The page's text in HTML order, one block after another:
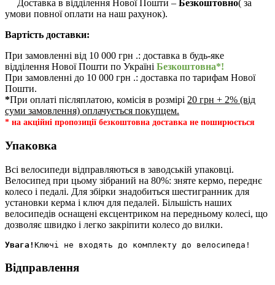
Доставка в відділення Нової Пошти – Безкоштовно( за
умови повної оплати на наш рахунок).
Вартість доставки:
При замовленні від 10 000 грн .: доставка в будь-яке
відділення Нової Пошти по Україні Безкоштовна*!
При замовленні до 10 000 грн .: доставка по тарифам Нової
Пошти.
*При оплаті післяплатою, комісія в розмірі 20 грн + 2% (від
суми замовлення) оплачується покупцем.
* на акційні пропозиції безкоштовна доставка не поширюється
Упаковка
Всі велосипеди відправляються в заводській упаковці.
Велосипед при цьому зібраний на 80%: зняте кермо, переднє
колесо і педалі. Для збірки знадобиться шестигранник для
установки керма і ключ для педалей. Більшість наших
велосипедів оснащені ексцентриком на передньому колесі, що
дозволяє швидко і легко закріпити колесо до вилки.
Увага!
Відправлення